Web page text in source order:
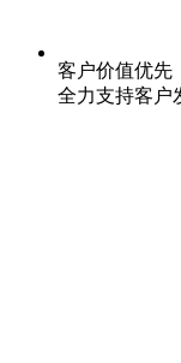
客户价值优先
全力支持客户